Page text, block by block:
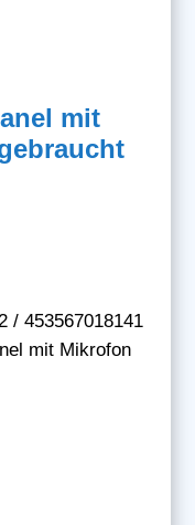
mit
/ 453567018141
mit Mikrofon